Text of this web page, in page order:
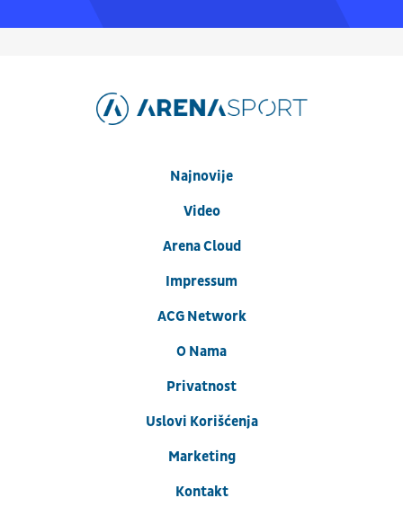
Najnovije
Video
Arena Cloud
Impressum
ACG Network
O Nama
Privatnost
Uslovi Korišćenja
Marketing
Kontakt